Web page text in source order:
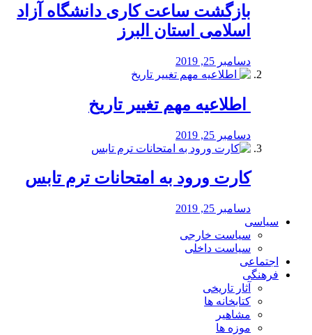
بازگشت ساعت کاری دانشگاه آزاد
اسلامی استان البرز
دسامبر 25, 2019
️ اطلاعیه مهم تغییر تاریخ
دسامبر 25, 2019
کارت ورود به امتحانات ترم تابس
دسامبر 25, 2019
سیاسی
سیاست خارجی
سیاست داخلی
اجتماعی
فرهنگی
آثار تاریخی
کتابخانه ها
مشاهیر
موزه ها